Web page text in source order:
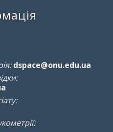
dspace@onu.edu.ua